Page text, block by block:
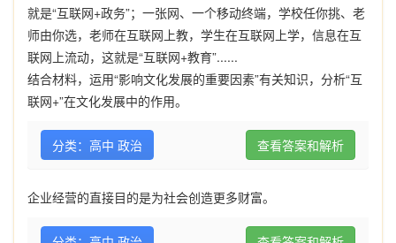
就是“互联网+政务”；一张网、一个移动终端，学校任你挑、老
师由你选，老师在互联网上教，学生在互联网上学，信息在互
联网上流动，这就是“互联网+教育”......
结合材料，运用“影响文化发展的重要因素”有关知识，分析“互
联网+”在文化发展中的作用。
分类：高中 政治 查看答案和解析
企业经营的直接目的是为社会创造更多财富。